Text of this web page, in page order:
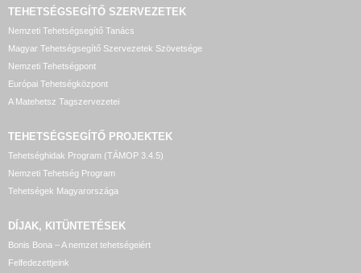
TEHETSÉGSEGÍTŐ SZERVEZETEK
Nemzeti Tehetségsegítő Tanács
Magyar Tehetségsegítő Szervezetek Szövetsége
Nemzeti Tehetségpont
Európai Tehetségközpont
A Matehetsz Tagszervezetei
TEHETSÉGSEGÍTŐ PROJEKTEK
Tehetséghidak Program (TÁMOP 3.4.5)
Nemzeti Tehetség Program
Tehetségek Magyarországa
DÍJAK, KITÜNTETÉSEK
Bonis Bona – A nemzet tehetségeiért
Felfedezettjeink